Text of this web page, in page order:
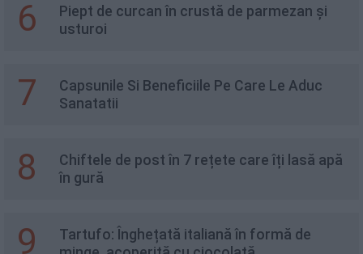
6
Piept de curcan în crustă de parmezan și
usturoi
7
Capsunile Si Beneficiile Pe Care Le Aduc
Sanatatii
8
Chiftele de post în 7 rețete care îți lasă apă
în gură
9
Tartufo: Înghețată italiană în formă de